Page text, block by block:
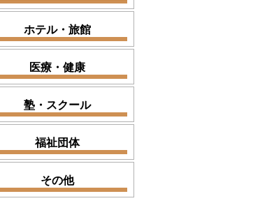
ホテル・旅館
医療・健康
塾・スクール
福祉団体
その他